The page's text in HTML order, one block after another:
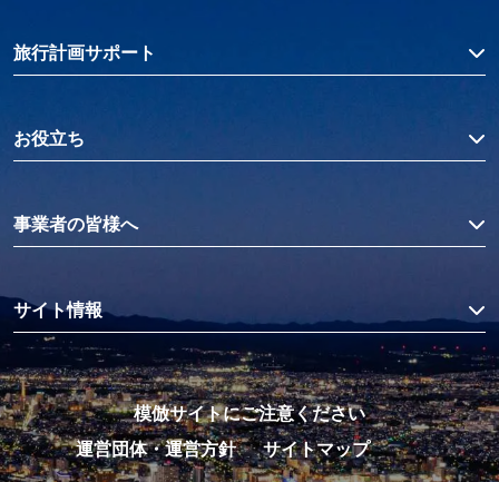
旅行計画サポート
お役立ち
事業者の皆様へ
サイト情報
模倣サイトにご注意ください
運営団体・運営方針
サイトマップ